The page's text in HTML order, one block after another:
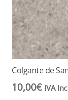
Colgante de
10,00€ IVA